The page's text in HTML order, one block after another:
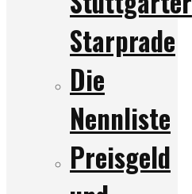
Starprade
Die
Nennliste
Preisgeld